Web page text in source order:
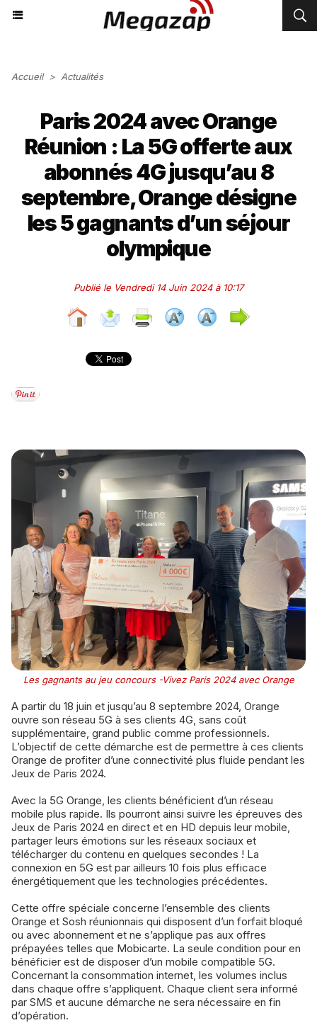
Accueil > Actualités
Paris 2024 avec Orange
Réunion : La 5G offerte aux
abonnés 4G jusqu’au 8
septembre, Orange désigne
les 5 gagnants d’un séjour
olympique
Publié le Vendredi 14 Juin 2024 à 10:17
Les gagnants au jeu concours -Vivez Paris 2024 avec Orange
A partir du 18 juin et jusqu’au 8 septembre 2024, Orange
ouvre son réseau 5G à ses clients 4G, sans coût
supplémentaire, grand public comme professionnels.
L’objectif de cette démarche est de permettre à ces clients
Orange de profiter d’une connectivité plus fluide pendant les
Jeux de Paris 2024.
Avec la 5G Orange, les clients bénéficient d’un réseau
mobile plus rapide. Ils pourront ainsi suivre les épreuves des
Jeux de Paris 2024 en direct et en HD depuis leur mobile,
partager leurs émotions sur les réseaux sociaux et
télécharger du contenu en quelques secondes ! La
connexion en 5G est par ailleurs 10 fois plus efficace
énergétiquement que les technologies précédentes.
Cette offre spéciale concerne l’ensemble des clients
Orange et Sosh réunionnais qui disposent d’un forfait bloqué
ou avec abonnement et ne s’applique pas aux offres
prépayées telles que Mobicarte. La seule condition pour en
bénéficier est de disposer d’un mobile compatible 5G.
Concernant la consommation internet, les volumes inclus
dans chaque offre s’appliquent. Chaque client sera informé
par SMS et aucune démarche ne sera nécessaire en fin
d’opération.